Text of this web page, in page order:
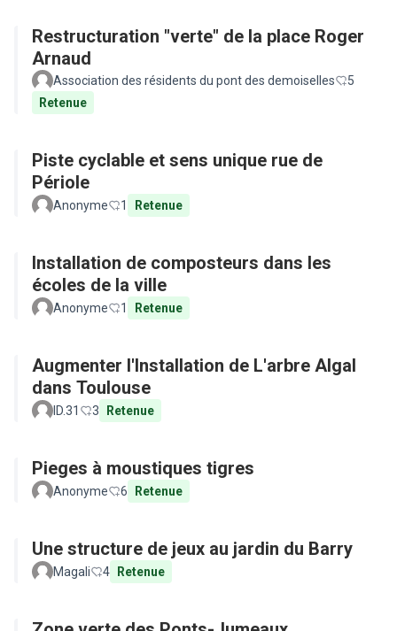
Restructuration "verte" de la place Roger
Arnaud
Association des résidents du pont des demoiselles
5
Retenue
Piste cyclable et sens unique rue de
Périole
Anonyme 1 Retenue
Installation de composteurs dans les
écoles de la ville
Anonyme 1 Retenue
Augmenter l'Installation de L'arbre Algal
dans Toulouse
ID.31 3 Retenue
Pieges à moustiques tigres
Anonyme 6 Retenue
Une structure de jeux au jardin du Barry
Magali 4 Retenue